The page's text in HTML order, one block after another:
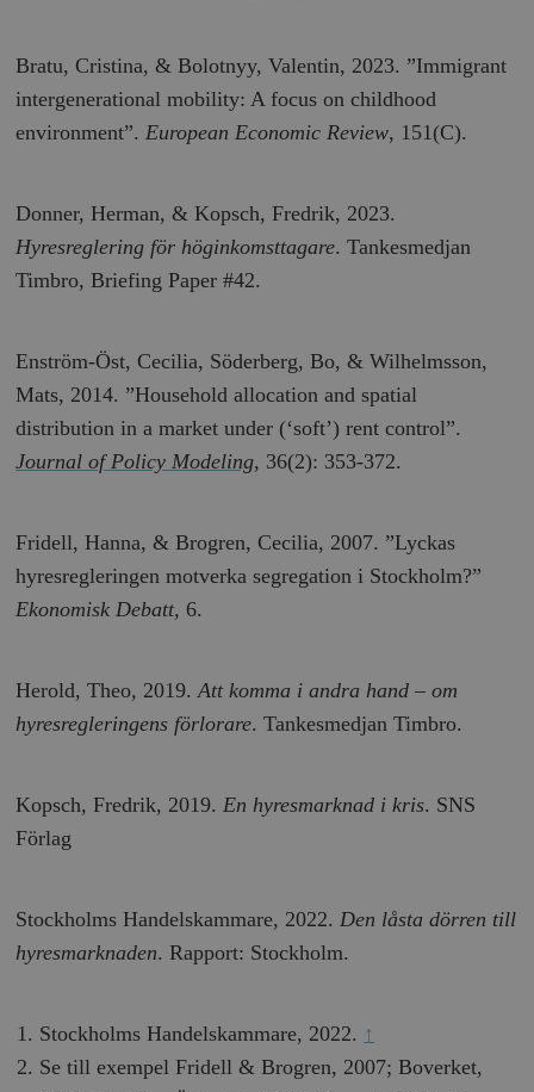
Bratu, Cristina, & Bolotnyy, Valentin, 2023. ”Immigrant
intergenerational mobility: A focus on childhood
environment”. European Economic Review, 151(C).
Donner, Herman, & Kopsch, Fredrik, 2023.
Hyresreglering för höginkomsttagare. Tankesmedjan
Timbro, Briefing Paper #42.
Enström-Öst, Cecilia, Söderberg, Bo, & Wilhelmsson,
Mats, 2014. ”Household allocation and spatial
distribution in a market under (‘soft’) rent control”.
Journal of Policy Modeling, 36(2): 353-372.
Fridell, Hanna, & Brogren, Cecilia, 2007. ”Lyckas
hyresregleringen motverka segregation i Stockholm?”
Ekonomisk Debatt, 6.
Herold, Theo, 2019.Att komma i andra hand – om
hyresregleringens förlorare. Tankesmedjan Timbro.
Kopsch, Fredrik, 2019. En hyresmarknad i kris. SNS
Förlag
Stockholms Handelskammare, 2022. Den låsta dörren till
hyresmarknaden. Rapport: Stockholm.
Stockholms Handelskammare, 2022. ↑
Se till exempel Fridell & Brogren, 2007; Boverket,